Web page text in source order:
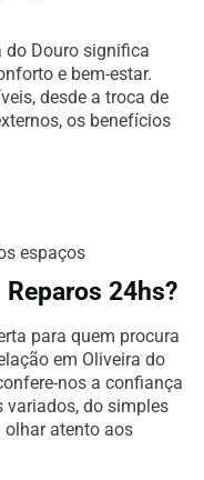
do Douro significa
e bem-estar.
desde a troca de
os benefícios
espaços
24hs?
para quem procura
em Oliveira do
nos a confiança
variados, do simples
olhar atento aos